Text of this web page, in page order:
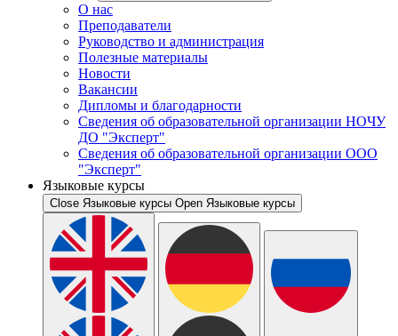
О нас
Преподаватели
Руководство и администрация
Полезные материалы
Новости​
Вакансии
Дипломы и благодарности
Сведения об образовательной организации НОЧУ
ДО "Эксперт"
Сведения об образовательной организации ООО
"Эксперт"
Языковые курсы
Close Языковые курсы Open Языковые курсы